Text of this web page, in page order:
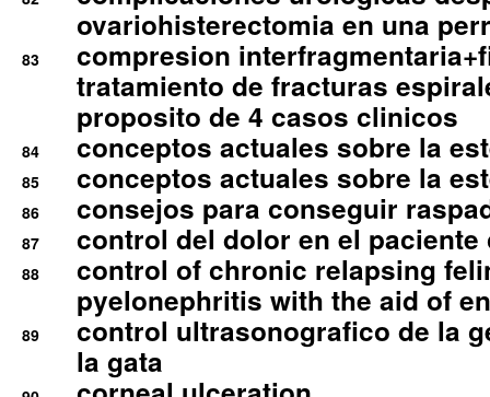
ovariohisterectomia en una
83
compresion
tratamiento de fracturas
proposito de 4 casos clinicos
84 conceptos actuales sobre la
85 conceptos actuales sobre la
86 consejos para conseguir
87 control del dolor en el
88
control of chronic relapsing
pyelonephritis with the aid of
89
control ultrasonografico de la
la gata